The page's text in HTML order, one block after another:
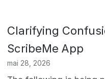
Clarifying
ScribeMe App
mai 28, 2026